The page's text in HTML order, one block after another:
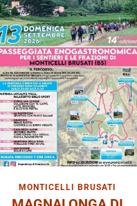
MONTICELLI BRUSATI